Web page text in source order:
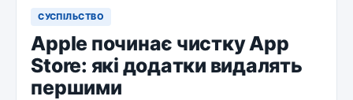
СУСПІЛЬСТВО
Apple починає чистку App
Store: які додатки видалять
першими